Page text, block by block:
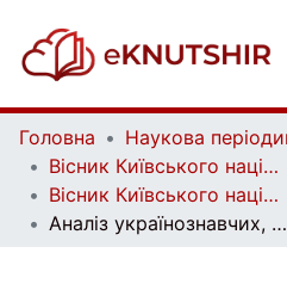
Головна
Вісник Київського національного університету імені Тараса Шевченка. Історія | Bulletin of Taras Shevchenko National University of Kyiv. History
Вісник Київського національного університету імені Тараса Шевченка. Історія. Вип. 1 (158)
Аналіз українознавчих, правових, економічних і політологічних курсів Української господарської академії в Подєбрадах, які вивчали учасники українських студентських товариств східної Галичини міжвоєнного періоду (1918–1939 роки) в еміграції